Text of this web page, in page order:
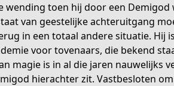
wending toen hij door een
van geestelijke achteruitgang
in een totaal andere situatie. Hij
voor tovenaars, die bekend
magie is in al die jaren nauwelijks
hierachter zit. Vastbesloten